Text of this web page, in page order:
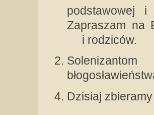
podstawowej
Zapraszam na
i rodziców.
Dzisiaj